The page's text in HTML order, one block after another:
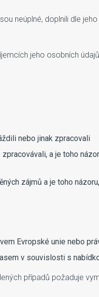
neúplné, doplnili dle
jeho osobních
nebo jinak zpracovali
a je toho
zájmů a je toho
Evropské unie nebo
v souvislosti s
případů požaduje